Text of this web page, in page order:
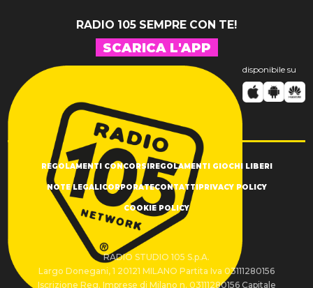
RADIO 105 SEMPRE CON TE!
SCARICA L'APP
disponibile su
REGOLAMENTI CONCORSIREGOLAMENTI GIOCHI LIBERI
NOTE LEGALICORPORATECONTATTIPRIVACY POLICY
COOKIE POLICY
RADIO STUDIO 105 S.p.A.
Largo Donegani, 1 20121 MILANO Partita Iva 03111280156
Iscrizione Reg. Imprese di Milano n. 03111280156 Capitale